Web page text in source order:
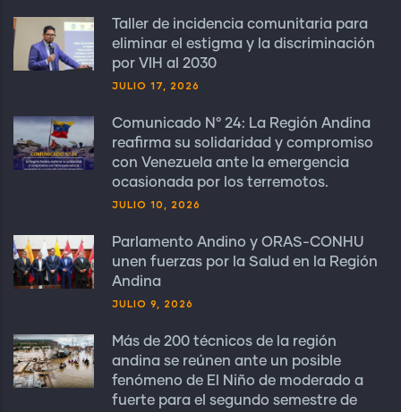
Taller de incidencia comunitaria para
eliminar el estigma y la discriminación
por VIH al 2030
JULIO 17, 2026
Comunicado N° 24: La Región Andina
reafirma su solidaridad y compromiso
con Venezuela ante la emergencia
ocasionada por los terremotos.
JULIO 10, 2026
Parlamento Andino y ORAS-CONHU
unen fuerzas por la Salud en la Región
Andina
JULIO 9, 2026
Más de 200 técnicos de la región
andina se reúnen ante un posible
fenómeno de El Niño de moderado a
fuerte para el segundo semestre de